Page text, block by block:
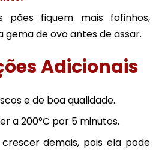
pães fiquem mais fofinhos,
de ovo antes de assar.
Adicionais
e de boa qualidade.
a 200°C por 5 minutos.
demais, pois ela pode